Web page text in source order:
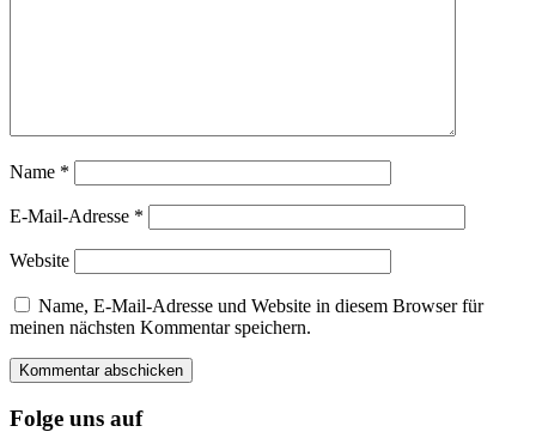
Name *
E-Mail-Adresse *
Website
Name, E-Mail-Adresse und Website in diesem Browser für
meinen nächsten Kommentar speichern.
Folge uns auf